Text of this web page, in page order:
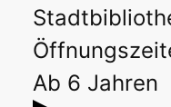
Ab 6 Jahren